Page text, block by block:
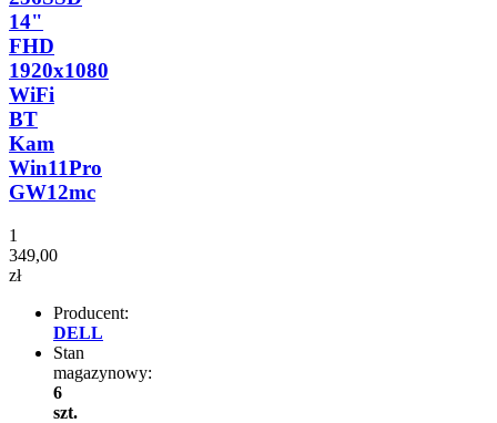
14"
FHD
1920x1080
WiFi
BT
Kam
Win11Pro
GW12mc
1
349,00
zł
Producent:
DELL
Stan
magazynowy:
6
szt.